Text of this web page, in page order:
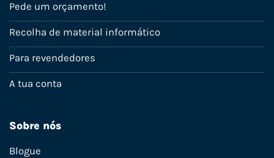
Pede um orçamento!
Recolha de material informático
Para revendedores
A tua conta
Sobre nós
Blogue